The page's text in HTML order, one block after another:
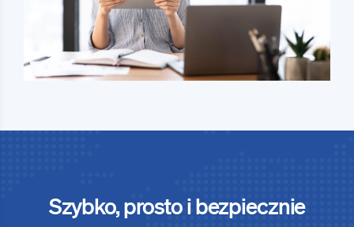
Szybko, prosto i bezpiecznie